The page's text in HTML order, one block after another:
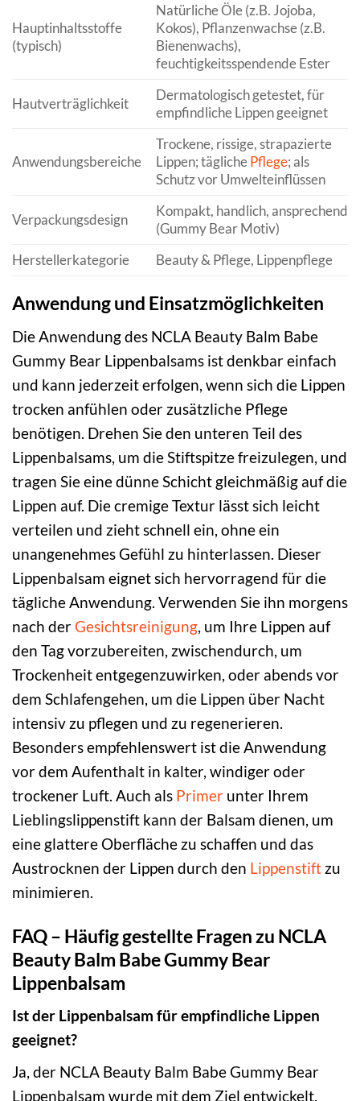
Hauptinhaltsstoffe
(typisch)
Natürliche Öle (z.B. Jojoba,
Kokos), Pflanzenwachse (z.B.
Bienenwachs),
feuchtigkeitsspendende Ester
Hautverträglichkeit
Dermatologisch getestet, für
empfindliche Lippen geeignet
Anwendungsbereiche
Trockene, rissige, strapazierte
Lippen; täglichePflege; als
Schutz vor Umwelteinflüssen
Verpackungsdesign
Kompakt, handlich, ansprechend
(Gummy Bear Motiv)
Herstellerkategorie
Beauty & Pflege, Lippenpflege
Anwendung und Einsatzmöglichkeiten
Die Anwendung des NCLA Beauty Balm Babe
Gummy Bear Lippenbalsams ist denkbar einfach
und kann jederzeit erfolgen, wenn sich die Lippen
trocken anfühlen oder zusätzliche Pflege
benötigen. Drehen Sie den unteren Teil des
Lippenbalsams, um die Stiftspitze freizulegen, und
tragen Sie eine dünne Schicht gleichmäßig auf die
Lippen auf. Die cremige Textur lässt sich leicht
verteilen und zieht schnell ein, ohne ein
unangenehmes Gefühl zu hinterlassen. Dieser
Lippenbalsam eignet sich hervorragend für die
tägliche Anwendung. Verwenden Sie ihn morgens
nach derGesichtsreinigung, um Ihre Lippen auf
den Tag vorzubereiten, zwischendurch, um
Trockenheit entgegenzuwirken, oder abends vor
dem Schlafengehen, um die Lippen über Nacht
intensiv zu pflegen und zu regenerieren.
Besonders empfehlenswert ist die Anwendung
vor dem Aufenthalt in kalter, windiger oder
trockener Luft. Auch als Primer unter Ihrem
Lieblingslippenstift kann der Balsam dienen, um
eine glattere Oberfläche zu schaffen und das
Austrocknen der Lippen durch den Lippenstift zu
minimieren.
FAQ – Häufig gestellte Fragen zu NCLA
Beauty Balm Babe Gummy Bear
Lippenbalsam
Ist der Lippenbalsam für empfindliche Lippen
geeignet?
Ja, der NCLA Beauty Balm Babe Gummy Bear
Lippenbalsam wurde mit dem Ziel entwickelt,